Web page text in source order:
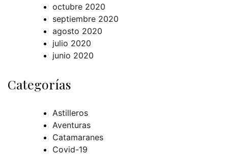
octubre 2020
septiembre 2020
agosto 2020
julio 2020
junio 2020
Categorías
Astilleros
Aventuras
Catamaranes
Covid-19